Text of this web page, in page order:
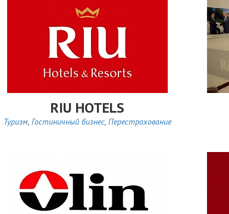
RIU HOTELS
Туризм, Гостиничный бизнес, Перестрахование